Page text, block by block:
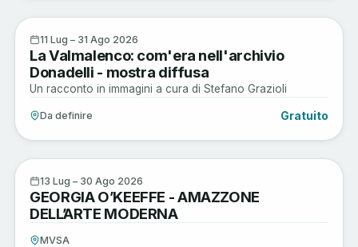
Arte e Cultura
11 Lug – 31 Ago 2026
La Valmalenco: com'era nell'archivio
Donadelli - mostra diffusa
Un racconto in immagini a cura di Stefano Grazioli
Da definire Gratuito
Arte e Cultura
13 Lug – 30 Ago 2026
GEORGIA O’KEEFFE - AMAZZONE
DELL’ARTE MODERNA
MVSA